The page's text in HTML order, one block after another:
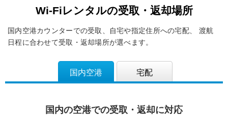
Wi-Fiレンタルの受取・返却場所
国内空港カウンターでの受取、自宅や指定住所への宅配、
渡航
日程に合わせて受取・返却場所が選べます。
国内空港 宅配
国内の空港での受取・返却に対応